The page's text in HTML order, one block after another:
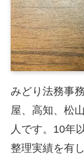
みどり法務事
屋、高知、松
人です。10年
整理実績を有